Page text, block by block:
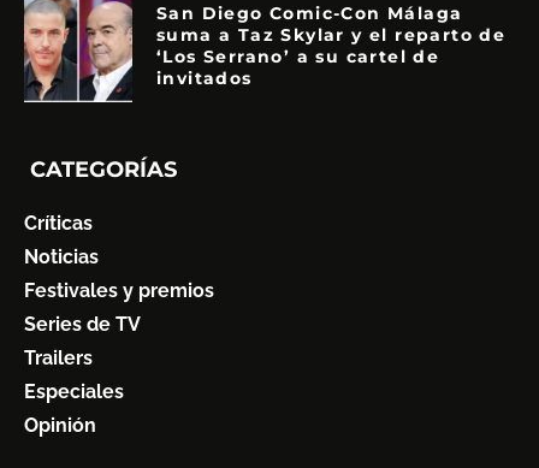
San Diego Comic-Con Málaga
suma a Taz Skylar y el reparto de
‘Los Serrano’ a su cartel de
invitados
CATEGORÍAS
Críticas
Noticias
Festivales y premios
Series de TV
Trailers
Especiales
Opinión